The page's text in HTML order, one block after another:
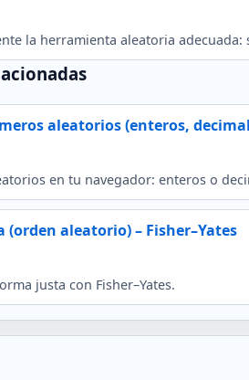
la herramienta aleatoria
aleatorios (enteros,
en tu navegador: enteros o
(orden aleatorio) – Fisher–Yates
justa con Fisher–Yates.